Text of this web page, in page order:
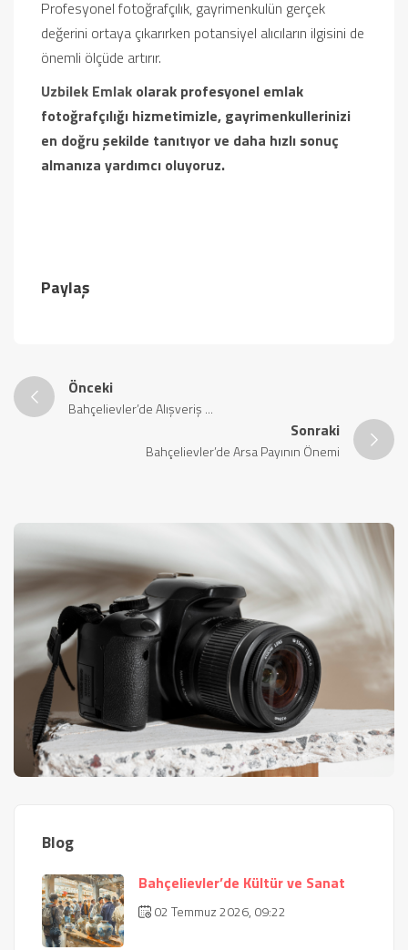
Profesyonel fotoğrafçılık, gayrimenkulün gerçek
değerini ortaya çıkarırken potansiyel alıcıların ilgisini de
önemli ölçüde artırır.
Uzbilek Emlak olarak profesyonel emlak
fotoğrafçılığı hizmetimizle, gayrimenkullerinizi
en doğru şekilde tanıtıyor ve daha hızlı sonuç
almanıza yardımcı oluyoruz.
Paylaş
Önceki
Bahçelievler’de Alışveriş ...
Sonraki
Bahçelievler’de Arsa Payının Önemi
Blog
Bahçelievler’de Kültür ve Sanat
02 Temmuz 2026, 09:22